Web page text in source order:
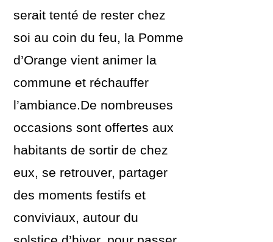
serait tenté de rester chez
soi au coin du feu, la Pomme
d’Orange vient animer la
commune et réchauffer
l’ambiance.De nombreuses
occasions sont offertes aux
habitants de sortir de chez
eux, se retrouver, partager
des moments festifs et
conviviaux, autour du